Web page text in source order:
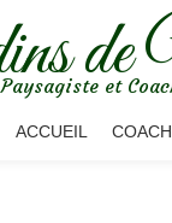
de
et
ACCUEIL